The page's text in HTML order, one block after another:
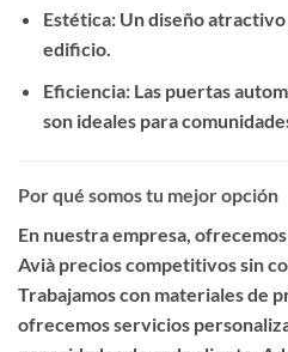
Estética: Un diseño
edificio.
Eficiencia: Las puertas
son ideales para
Por qué somos tu mejor opción
En nuestra empresa, ofrecemos
Avià precios competitivossin
Trabajamos con materiales de
ofrecemos servicios